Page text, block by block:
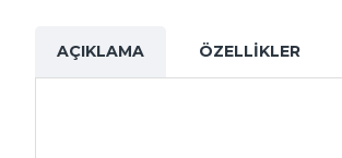
AÇIKLAMA ÖZELLIKLER